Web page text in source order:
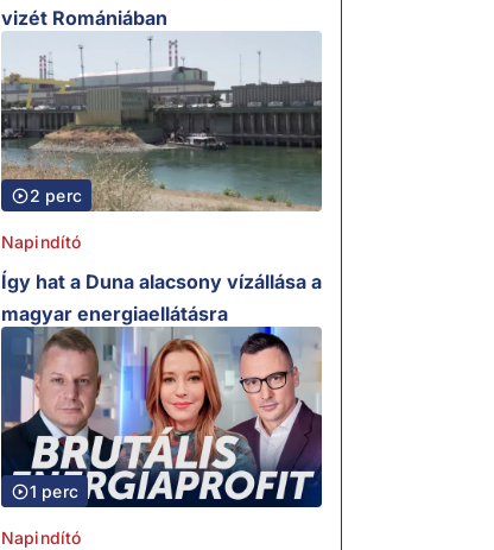
vizét Romániában
2 perc
Napindító
Így hat a Duna alacsony vízállása a
magyar energiaellátásra
1 perc
Napindító